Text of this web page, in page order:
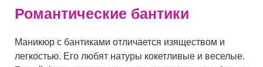
Романтические бантики
Маникюр с бантиками отличается изяществом и
легкостью. Его любят натуры кокетливые и веселые.